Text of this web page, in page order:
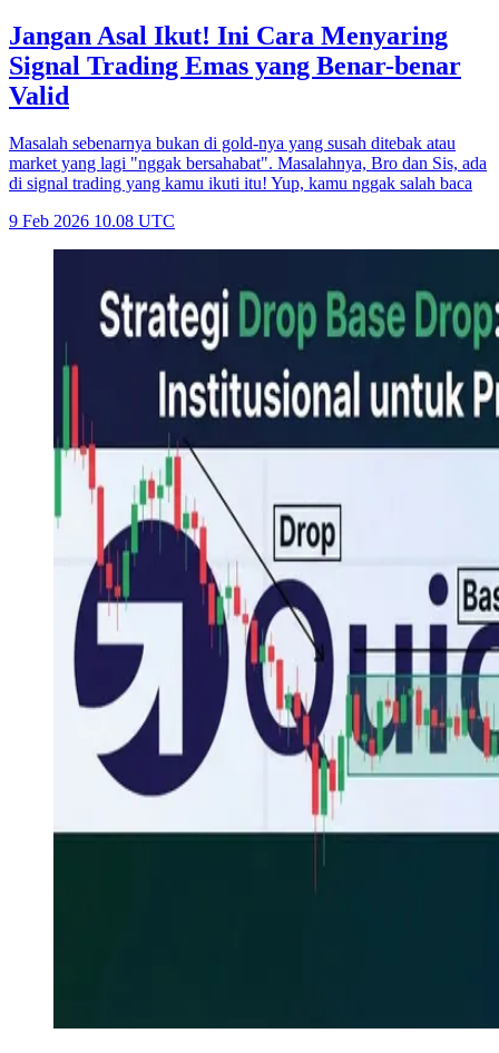
Jangan Asal Ikut! Ini Cara Menyaring
Signal Trading Emas yang Benar-benar
Valid
Masalah sebenarnya bukan di gold-nya yang susah ditebak atau
market yang lagi "nggak bersahabat". Masalahnya, Bro dan Sis, ada
di signal trading yang kamu ikuti itu! Yup, kamu nggak salah baca
9 Feb 2026 10.08 UTC